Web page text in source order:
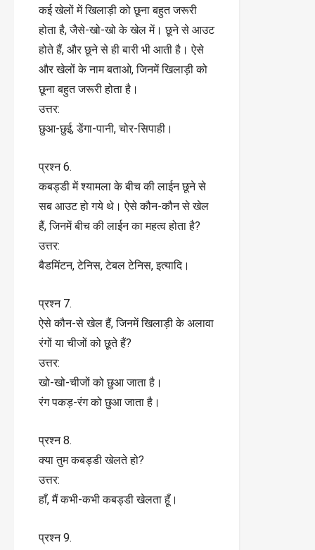
कई खेलों में खिलाड़ी को छूना बहुत जरूरी
होता है, जैसे-खो-खो के खेल में। छूने से आउट
होते हैं, और छूने से ही बारी भी आती है। ऐसे
और खेलों के नाम बताओ, जिनमें खिलाड़ी को
छूना बहुत जरूरी होता है।
उत्तर:
छुआ-छुई, डेंगा-पानी, चोर-सिपाही।
प्रश्न 6.
कबड्डी में श्यामला के बीच की लाईन छूने से
सब आउट हो गये थे। ऐसे कौन-कौन से खेल
हैं, जिनमें बीच की लाईन का महत्व होता है?
उत्तर:
बैडमिंटन, टेनिस, टेबल टेनिस, इत्यादि।
प्रश्न 7.
ऐसे कौन-से खेल हैं, जिनमें खिलाड़ी के अलावा
रंगों या चीजों को छूते हैं?
उत्तर:
खो-खो-चीजों को छुआ जाता है।
रंग पकड़-रंग को छुआ जाता है।
प्रश्न 8.
क्या तुम कबड्डी खेलते हो?
उत्तर:
हाँ, मैं कभी-कभी कबड्डी खेलता हूँ।
प्रश्न 9.